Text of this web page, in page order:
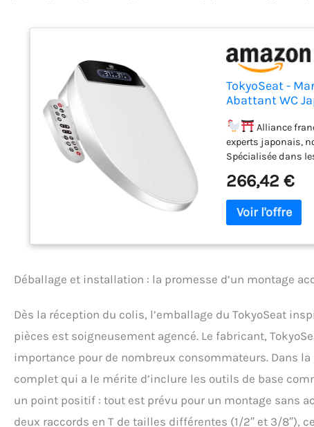
TokyoSeat -
Abattant WC
Élégance
Alliance
experts japonais,
Spécialisée dans
Notre engagement
dotés de
nécessite aucune
rapide en
Fraîcheur au
japonaise avec
toilette japonaise
l'expérience
Protéger la
automatique est
toilette. Optez
garantissant une
266,42 €
Déballage et installation : la promesse d’un montage
Dès la réception du colis, l’emballage du TokyoSeat
pièces est soigneusement agencé. Le fabricant,
importance pour de nombreux consommateurs. Dans
complet qui a le mérite d’inclure les outils de base
un point positif : tout est prévu pour un montage sans
deux raccords en T de tailles différentes (1/2″ et 3/8″),